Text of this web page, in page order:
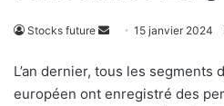
Stocks future
v
o
15 janvier 2024
L’an dernier, tous les segments
européen ont enregistré des